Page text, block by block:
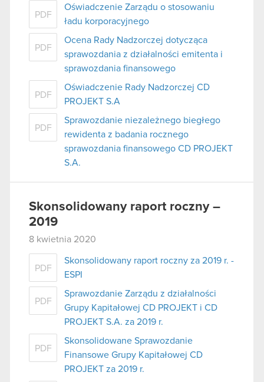
PDF
Oświadczenie Zarządu o stosowaniu
ładu korporacyjnego
PDF
Ocena Rady Nadzorczej dotycząca
sprawozdania z działalności emitenta i
sprawozdania finansowego
PDF
Oświadczenie Rady Nadzorczej CD
PROJEKT S.A
PDF
Sprawozdanie niezależnego biegłego
rewidenta z badania rocznego
sprawozdania finansowego CD PROJEKT
S.A.
Skonsolidowany raport roczny –
2019
8 kwietnia 2020
PDF
Skonsolidowany raport roczny za 2019 r. -
ESPI
PDF
Sprawozdanie Zarządu z działalności
Grupy Kapitałowej CD PROJEKT i CD
PROJEKT S.A. za 2019 r.
PDF
Skonsolidowane Sprawozdanie
Finansowe Grupy Kapitałowej CD
PROJEKT za 2019 r.